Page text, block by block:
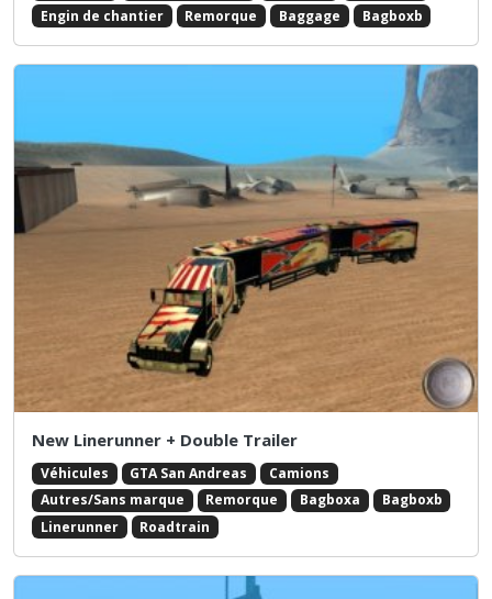
Engin de chantier
Remorque Baggage Bagboxb
New Linerunner + Double Trailer
Véhicules GTA San Andreas
Camions
Autres/Sans marque
Remorque Bagboxa
Bagboxb
Linerunner
Roadtrain